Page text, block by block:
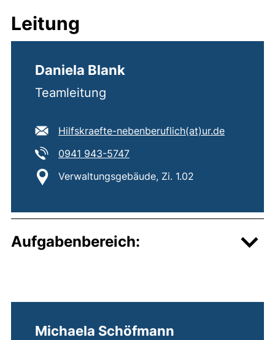
Leitung
Daniela Blank
Teamleitung
E-Mail Adresse:
Hilfskraefte-nebenberuflich​(at)​ur.de
Tel:
0941 943-5747(startet einen Telefonanruf,
Standort:
Verwaltungsgebäude, Zi. 1.02
Aufgabenbereich:
Michaela Schöfmann